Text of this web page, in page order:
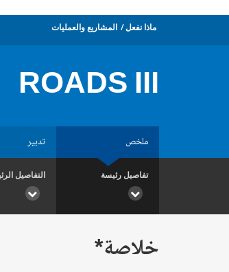
ماذا نفعل المشاريع والعمليات
ROADS III
ملخص تدبير
تفاصيل رئيسة التفاصيل
خلاصة*